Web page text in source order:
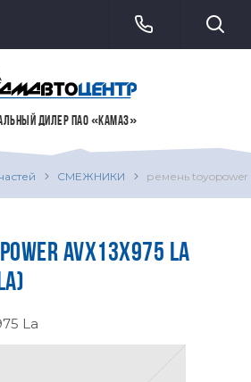
ДИЛЕР ПАО «КАМАЗ»
СМЕЖНИКИ ремень toyopower
AVX13X975 LA
La